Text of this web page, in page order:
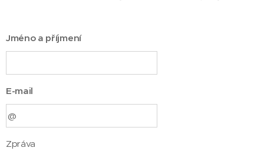
Jméno a příjmení
E-mail
Zpráva